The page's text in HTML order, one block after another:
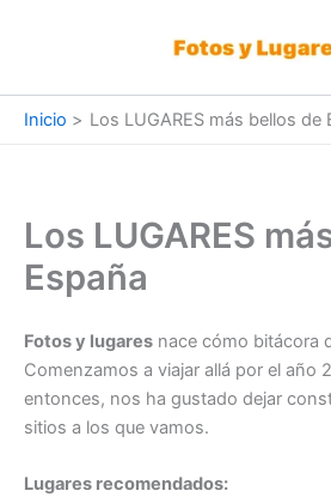
Inicio Los LUGARES más bellos de
Los LUGARES
España
Fotos y lugares nace cómo bitácora
Comenzamos a viajar allá por el año
entonces, nos ha gustado dejar
sitios a los que vamos.
Lugares recomendados: